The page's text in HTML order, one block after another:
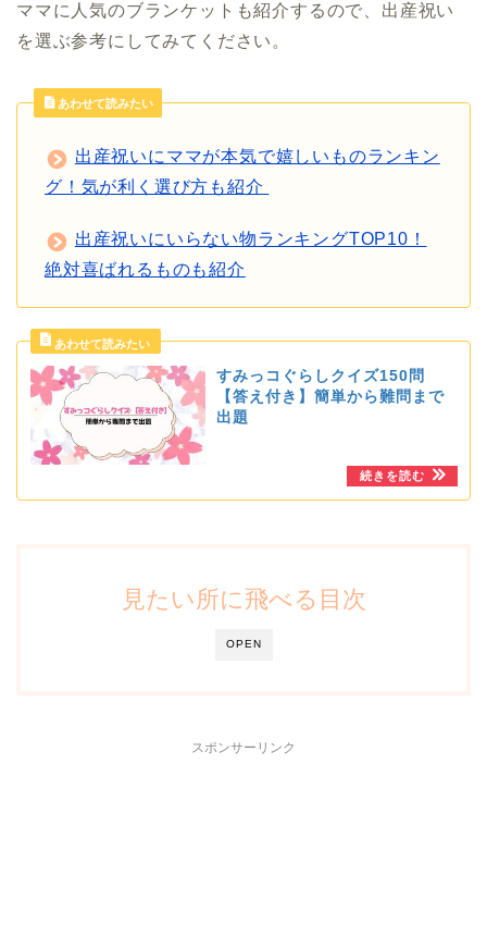
ママに人気のブランケットも紹介するので、出産祝い
を選ぶ参考にしてみてください。
あわせて読みたい
出産祝いにママが本気で嬉しいものランキン
グ！気が利く選び方も紹介
出産祝いにいらない物ランキングTOP10！
絶対喜ばれるものも紹介
すみっコぐらしクイズ150問
【答え付き】簡単から難問まで
出題
OPEN
見たい所に飛べる目次
スポンサーリンク